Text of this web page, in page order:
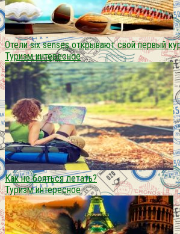
Отели six senses открывают свой первый
Туризм интересное
Как не бояться летать?
Туризм интересное